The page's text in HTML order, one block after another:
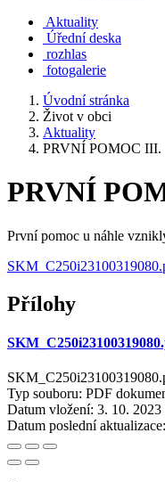
Aktuality
Úřední deska
rozhlas
fotogalerie
Úvodní stránka
Život v obci
Aktuality
PRVNÍ POMOC III.
PRVNÍ
První pomoc u náhle
Přílohy
Typ souboru: PDF
Datum vložení: 3. 10. 2023
Datum poslední aktualizace: